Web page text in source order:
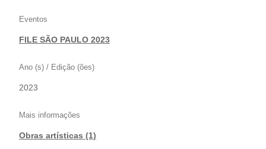
Eventos
FILE SÃO PAULO 2023
Ano (s) / Edição (ões)
2023
Mais informações
Obras artísticas (1)